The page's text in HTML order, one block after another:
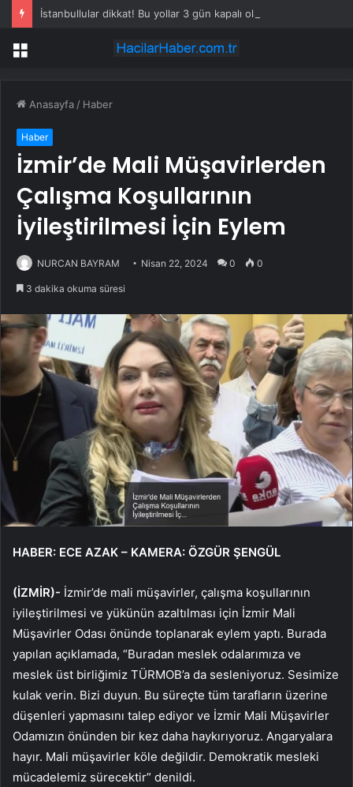
İstanbullular dikkat! Bu yollar 3 gün kapalı olacak
Menü
Anasayfa / Haber
Haber
İzmir’de Mali Müşavirlerden
Çalışma Koşullarının
İyileştirilmesi İçin Eylem
NURCAN BAYRAM Nisan 22, 2024 0 0
3 dakika okuma süresi
HABER: ECE AZAK – KAMERA: ÖZGÜR ŞENGÜL
(İZMİR)- İzmir’de mali müşavirler, çalışma koşullarının
iyileştirilmesi ve yükünün azaltılması için İzmir Mali
Müşavirler Odası önünde toplanarak eylem yaptı. Burada
yapılan açıklamada, “Buradan meslek odalarımıza ve
meslek üst birliğimiz TÜRMOB’a da sesleniyoruz. Sesimize
kulak verin. Bizi duyun. Bu süreçte tüm tarafların üzerine
düşenleri yapmasını talep ediyor ve İzmir Mali Müşavirler
Odamızın önünden bir kez daha haykırıyoruz. Angaryalara
hayır. Mali müşavirler köle değildir. Demokratik mesleki
mücadelemiz sürecektir” denildi.